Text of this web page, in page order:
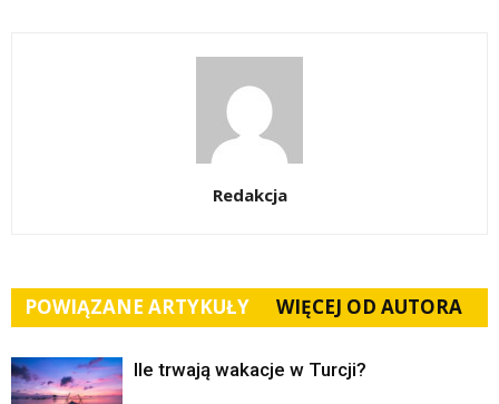
Redakcja
POWIĄZANE ARTYKUŁY WIĘCEJ OD AUTORA
Ile trwają wakacje w Turcji?